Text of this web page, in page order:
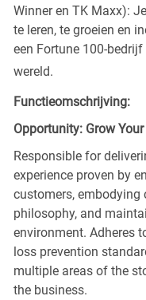
Winner en TK Maxx):
te leren, te groeien en
een Fortune 100-
wereld.
Functieomschrijving:
Opportunity: Grow Your
Responsible for
experience proven by
customers, embodying
philosophy, and
environment. Adheres
loss prevention
multiple areas of the
the business.